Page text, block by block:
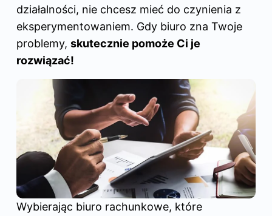
działalności, nie chcesz mieć do czynienia z
eksperymentowaniem. Gdy biuro zna Twoje
problemy, skutecznie pomoże Ci je
rozwiązać!
Wybierając biuro rachunkowe, które